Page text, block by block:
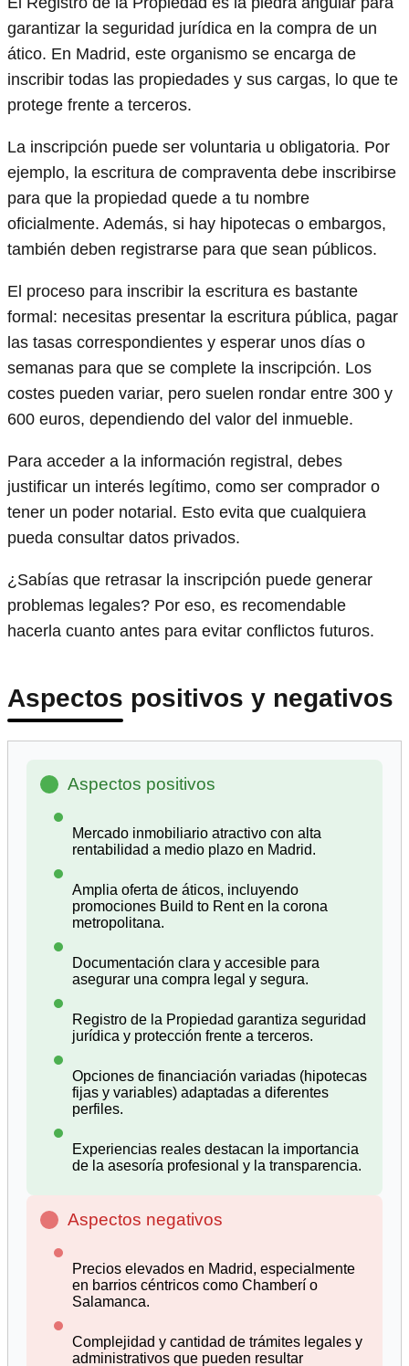
garantizar la seguridad jurídica en la compra de un
ático. En Madrid, este organismo se encarga de
inscribir todas las propiedades y sus cargas, lo que te
protege frente a terceros.
La inscripción puede ser voluntaria u obligatoria. Por
ejemplo, la escritura de compraventa debe inscribirse
para que la propiedad quede a tu nombre
oficialmente. Además, si hay hipotecas o embargos,
también deben registrarse para que sean públicos.
El proceso para inscribir la escritura es bastante
formal: necesitas presentar la escritura pública, pagar
las tasas correspondientes y esperar unos días o
semanas para que se complete la inscripción. Los
costes pueden variar, pero suelen rondar entre 300 y
600 euros, dependiendo del valor del inmueble.
Para acceder a la información registral, debes
justificar un interés legítimo, como ser comprador o
tener un poder notarial. Esto evita que cualquiera
pueda consultar datos privados.
¿Sabías que retrasar la inscripción puede generar
problemas legales? Por eso, es recomendable
hacerla cuanto antes para evitar conflictos futuros.
Aspectos positivos y negativos
Aspectos positivos
Mercado inmobiliario atractivo con alta
rentabilidad a medio plazo en Madrid.
Amplia oferta de áticos, incluyendo
promociones Build to Rent en la corona
metropolitana.
Documentación clara y accesible para
asegurar una compra legal y segura.
Registro de la Propiedad garantiza seguridad
jurídica y protección frente a terceros.
Opciones de financiación variadas (hipotecas
fijas y variables) adaptadas a diferentes
perfiles.
Experiencias reales destacan la importancia
de la asesoría profesional y la transparencia.
Aspectos negativos
Precios elevados en Madrid, especialmente
en barrios céntricos como Chamberí o
Salamanca.
Complejidad y cantidad de trámites legales y
administrativos que pueden resultar